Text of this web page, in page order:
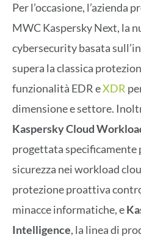
Per l’occasione, l’azienda
MWC Kaspersky Next, la
cybersecurity basata
supera la classica
funzionalità EDR eXDR
dimensione e settore.
Kaspersky Cloud
progettata specificamente
sicurezza nei workload
protezione proattiva
minacce informatiche, e
Intelligence, la linea di